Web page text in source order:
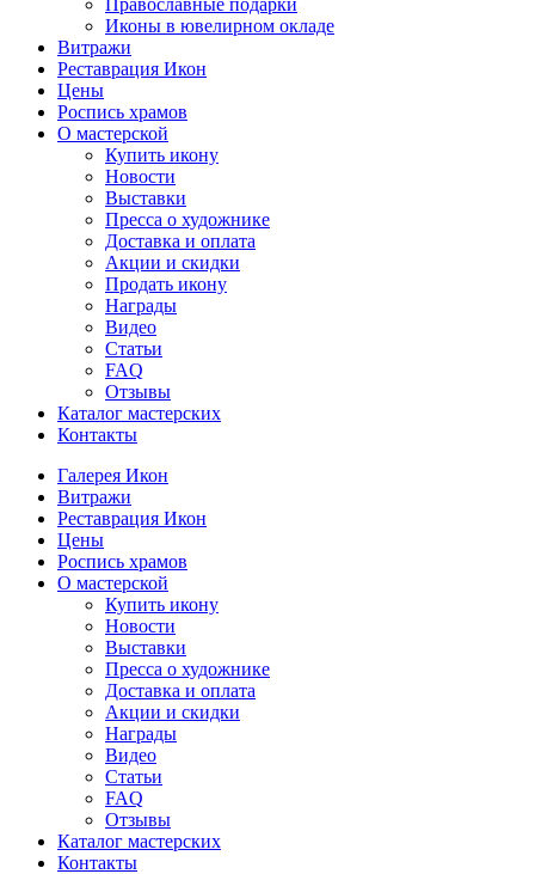
Православные подарки
Иконы в ювелирном окладе
Витражи
Реставрация Икон
Цены
Роспись храмов
О мастерской
Купить икону
Новости
Выставки
Пресса о художнике
Доставка и оплата
Акции и скидки
Продать икону
Награды
Видео
Статьи
FAQ
Отзывы
Каталог мастерских
Контакты
Галерея Икон
Витражи
Реставрация Икон
Цены
Роспись храмов
О мастерской
Купить икону
Новости
Выставки
Пресса о художнике
Доставка и оплата
Акции и скидки
Награды
Видео
Статьи
FAQ
Отзывы
Каталог мастерских
Контакты